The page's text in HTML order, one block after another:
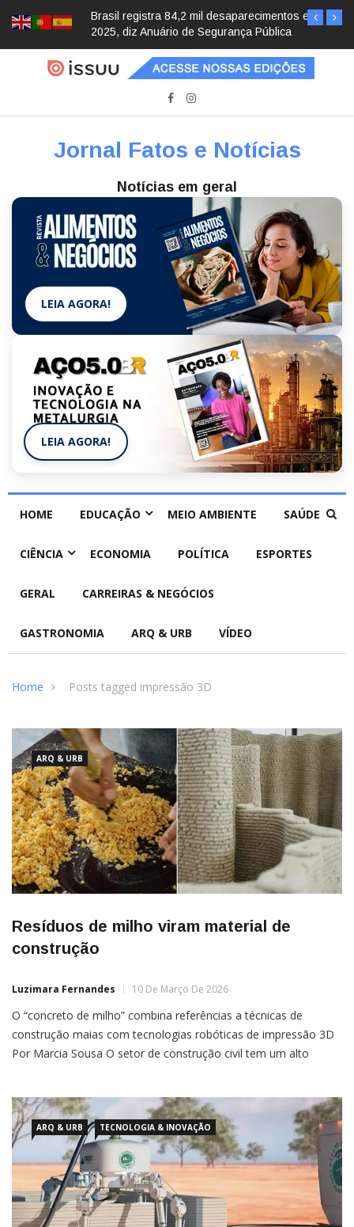
Brasil registra 84,2 mil desaparecimentos em
2025, diz Anuário de Segurança Pública
Jornal Fatos e Notícias
Notícias em geral
LEIA AGORA!
LEIA AGORA!
HOME EDUCAÇÃO MEIO AMBIENTE SAÚDE
CIÊNCIA ECONOMIA POLÍTICA ESPORTES
GERAL CARREIRAS & NEGÓCIOS
GASTRONOMIA ARQ & URB VÍDEO
Home Posts tagged impressão 3D
ARQ & URB
Resíduos de milho viram material de
construção
Luzimara Fernandes 10 De Março De 2026
O “concreto de milho” combina referências a técnicas de
construção maias com tecnologias robóticas de impressão 3D
Por Marcia Sousa O setor de construção civil tem um alto
Mas,
ARQ & URB TECNOLOGIA & INOVAÇÃO